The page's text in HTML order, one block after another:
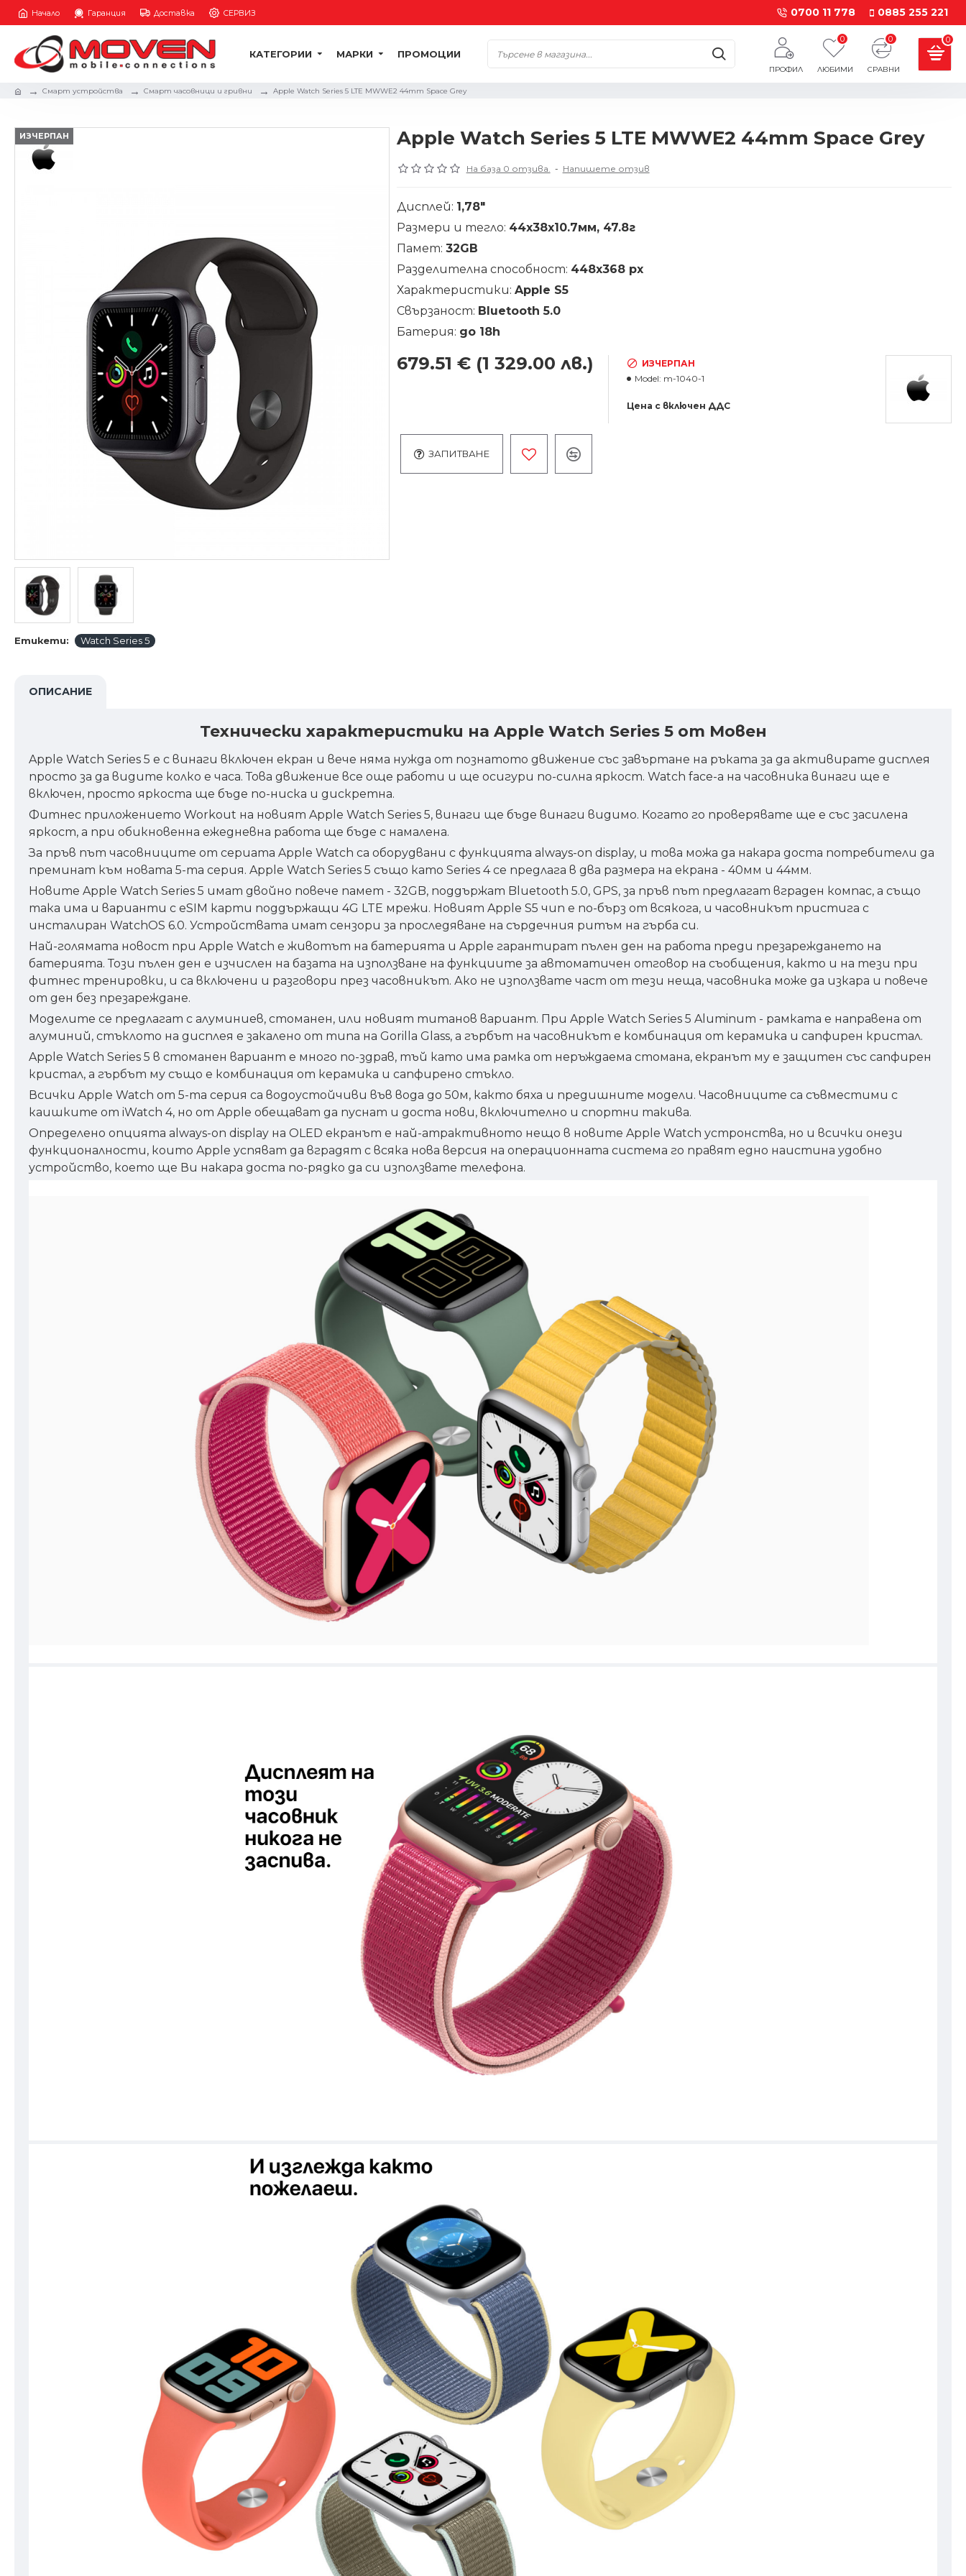
Начало Гаранция Доставка СЕРВИЗ 0700 11 778 0885 255 221
КАТЕГОРИИ МАРКИ ПРОМОЦИИ
ПРОФИЛ ЛЮБИМИ
0
СРАВНИ
0 0
Смарт устройства Смарт часовници и гривни Apple Watch Series 5 LTE MWWE2 44mm Space Grey
ИЗЧЕРПАН
Етикети: Watch Series 5
Apple Watch Series 5 LTE MWWE2 44mm Space Grey
На база 0 отзива. - Напишете отзив
679.51 € (1 329.00 лв.)
ИЗЧЕРПАН
Model: m-1040-1
Цена с включен ДДС
ЗАПИТВАНЕ
Дисплей: 1,78"
Размери и тегло: 44x38x10.7мм, 47.8г
Памет: 32GB
Разделителна способност: 448x368 px
Характеристики: Apple S5
Свързаност: Bluetooth 5.0
Батерия: до 18h
ОПИСАНИЕ
Технически характеристики на Apple Watch Series 5 от Мовен
Apple Watch Series 5 е с винаги включен екран и вече няма нужда от познатото движение със завъртане на ръката за да активирате дисплея
просто за да видите колко е часа. Това движение все още работи и ще осигури по-силна яркост. Watch face-а на часовника винаги ще е
включен, просто яркоста ще бъде по-ниска и дискретна.
Фитнес приложението Workout на новият Apple Watch Series 5, винаги ще бъде винаги видимо. Когато го проверявате ще е със засилена
яркост, а при обикновенна ежедневна работа ще бъде с намалена.
За пръв път часовниците от сериата Apple Watch са оборудвани с функцията always-on display, и това можа да накара доста потребители да
преминат към новата 5-та серия. Apple Watch Series 5 също като Series 4 се предлага в два размера на екрана - 40мм и 44мм.
Новите Apple Watch Series 5 имат двойно повече памет - 32GB, поддържат Bluetooth 5.0, GPS, за пръв път предлагат вграден компас, а също
така има и варианти с eSIM карти поддържащи 4G LTE мрежи. Новият Apple S5 чип е по-бърз от всякога, и часовникът пристига с
инсталиран WatchOS 6.0. Устройствата имат сензори за проследяване на сърдечния ритъм на гърба си.
Най-голямата новост при Apple Watch е животът на батерията и Apple гарантират пълен ден на работа преди презареждането на
батерията. Този пълен ден е изчислен на базата на използване на функциите за автоматичен отговор на съобщения, както и на тези при
фитнес тренировки, и са включени и разговори през часовникът. Ако не използвате част от тези неща, часовника може да изкара и повече
от ден без презареждане.
Моделите се предлагат с алуминиев, стоманен, или новият титанов вариант. При Apple Watch Series 5 Aluminum - рамката е направена от
алуминий, стъклото на дисплея е закалено от типа на Gorilla Glass, а гърбът на часовникът е комбинация от керамика и сапфирен кристал.
Apple Watch Series 5 в стоманен вариант е много по-здрав, тъй като има рамка от неръждаема стомана, екранът му е защитен със сапфирен
кристал, а гърбът му също е комбинация от керамика и сапфирено стъкло.
Всички Apple Watch от 5-та серия са водоустойчиви във вода до 50м, както бяха и предишните модели. Часовниците са съвместими с
каишките от iWatch 4, но от Apple обещават да пуснат и доста нови, включително и спортни такива.
Определено опцията always-on display на OLED екранът е най-атрактивното нещо в новите Apple Watch устронства, но и всички онези
функционалности, които Apple успяват да вградят с всяка нова версия на операционната система го правят едно наистина удобно
устройство, което ще Ви накара доста по-рядко да си използвате телефона.